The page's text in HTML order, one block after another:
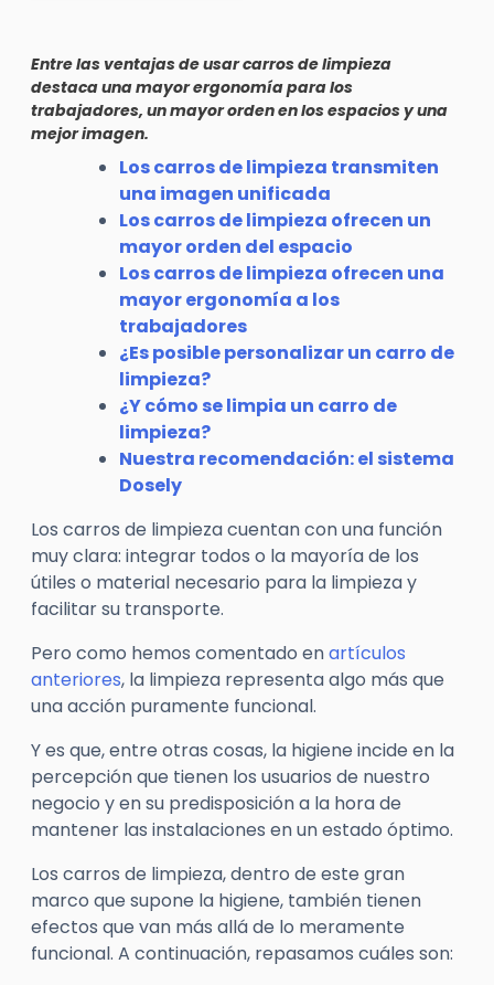
Entre las ventajas de usar carros de limpieza
destaca una mayor ergonomía para los
trabajadores, un mayor orden en los espacios y una
mejor imagen.
Los carros de limpieza transmiten
una imagen unificada
Los carros de limpieza ofrecen un
mayor orden del espacio
Los carros de limpieza ofrecen una
mayor ergonomía a los
trabajadores
¿Es posible personalizar un carro de
limpieza?
¿Y cómo se limpia un carro de
limpieza?
Nuestra recomendación: el sistema
Dosely
Los carros de limpieza cuentan con una función
muy clara: integrar todos o la mayoría de los
útiles o material necesario para la limpieza y
facilitar su transporte.
Pero como hemos comentado enartículos
anteriores, la limpieza representa algo más que
una acción puramente funcional.
Y es que, entre otras cosas, la higiene incide en la
percepción que tienen los usuarios de nuestro
negocio y en su predisposición a la hora de
mantener las instalaciones en un estado óptimo.
Los carros de limpieza, dentro de este gran
marco que supone la higiene, también tienen
efectos que van más allá de lo meramente
funcional. A continuación, repasamos cuáles son: